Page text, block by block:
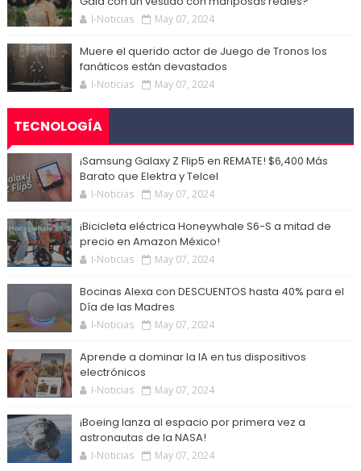
I-Noticias May 07, 2024
Muere el querido actor de Juego de Tronos los
fanáticos están devastados
I-Noticias May 07, 2024
TECNOLOGÍA
¡Samsung Galaxy Z Flip5 en REMATE! $6,400 Más
Barato que Elektra y Telcel
I-Noticias May 07, 2024
¡Bicicleta eléctrica Honeywhale S6-S a mitad de
precio en Amazon México!
I-Noticias May 07, 2024
Bocinas Alexa con DESCUENTOS hasta 40% para el
Día de las Madres
I-Noticias May 07, 2024
Aprende a dominar la IA en tus dispositivos
electrónicos
I-Noticias May 07, 2024
¡Boeing lanza al espacio por primera vez a
astronautas de la NASA!
I-Noticias May 07, 2024